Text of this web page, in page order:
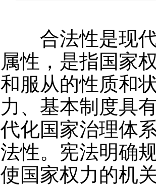
合法性是现代
属性，是指国家
和服从的性质和
力、基本制度具
代化国家治理体
法性。宪法明确
使国家权力的机